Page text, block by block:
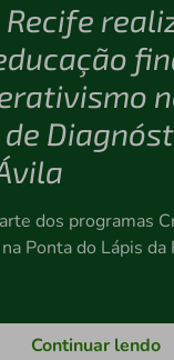
dos programas
Ponta do Lápis da
Continuar lendo